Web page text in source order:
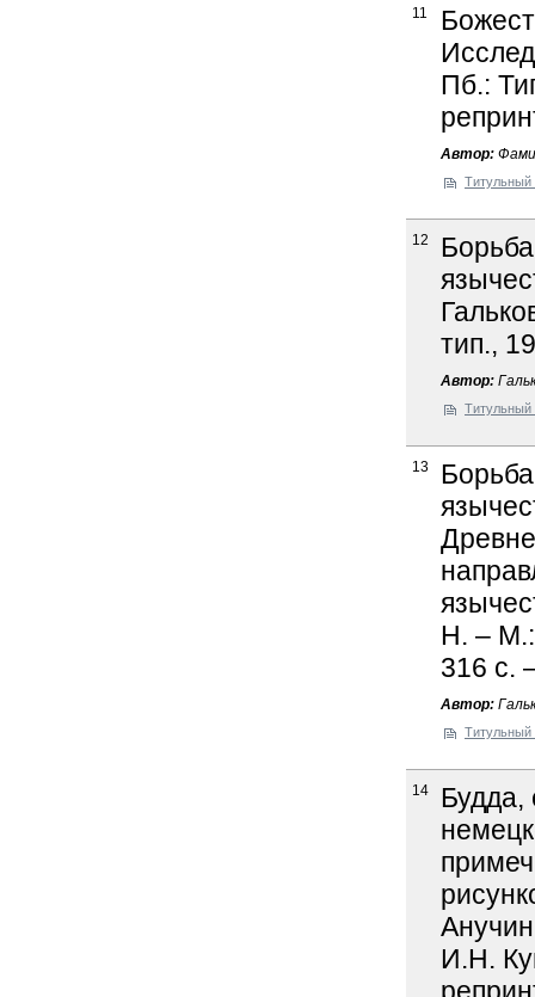
11
Пб.:
Автор:
Титульный
12
тип.,
Автор:
Титульный
13
Н. –
316 c.
Автор:
Титульный
14
Будда,
И.Н.